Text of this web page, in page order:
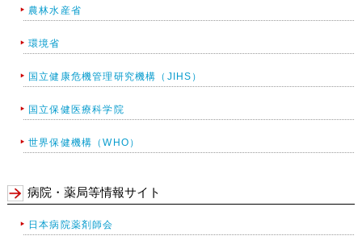
農林水産省
環境省
国立健康危機管理研究機構（JIHS）
国立保健医療科学院
世界保健機構（WHO）
病院・薬局等情報サイト
日本病院薬剤師会